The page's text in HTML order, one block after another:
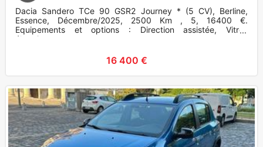
Dacia Sandero TCe 90 GSR2 Journey * (5 CV), Berline,
Essence, Décembre/2025, 2500 Km , 5, 16400 €.
Equipements et options : Direction assistée, Vitres
électriques.
16 400 €